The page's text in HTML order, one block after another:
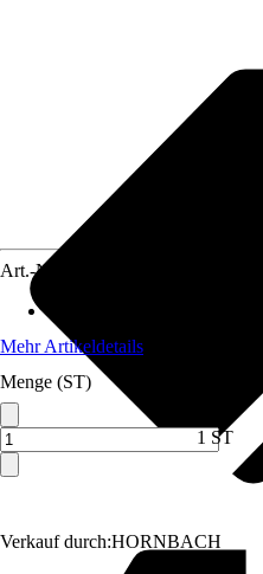
Verkauf durch:HORNBACH
Art.-Nr.
Mehr Artikeldetails
Menge (ST)
1 ST